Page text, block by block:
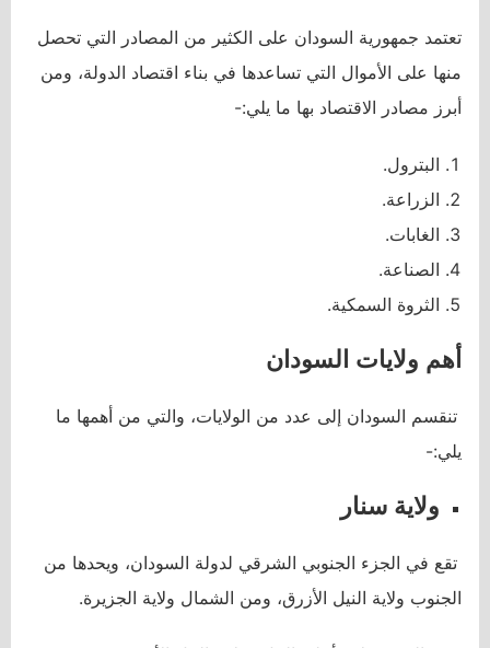
تعتمد جمهورية السودان على الكثير من المصادر التي تحصل
منها على الأموال التي تساعدها في بناء اقتصاد الدولة، ومن
أبرز مصادر الاقتصاد بها ما يلي:-
البترول.
الزراعة.
الغابات.
الصناعة.
الثروة السمكية.
أهم ولايات السودان
تنقسم السودان إلى عدد من الولايات، والتي من أهمها ما
يلي:-
ولاية سنار
تقع في الجزء الجنوبي الشرقي لدولة السودان، ويحدها من
الجنوب ولاية النيل الأزرق، ومن الشمال ولاية الجزيرة.